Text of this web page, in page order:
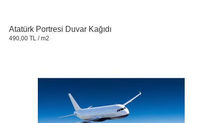
Atatürk Portresi Duvar Kağıdı
490,00 TL/ m2